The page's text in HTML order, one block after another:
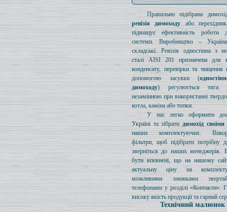
Правильно підібрана
ревізія димоходу або
підвищує ефективність роботи
системи. Виробництво –
складські. Ревізія одностінна з
сталі AISI 201 призначена для
конденсату, перевірки та чищення
допомогою засувки (
димоходу) регулюється
незамінною при використанні
котла, каміна або топки.
У нас легко оформити
Україні та зібрати димохід
наших комплектуючих.
фільтри, щоб підібрати потрібну
зверніться до наших менеджерів.
бути впевнені, що на нашому
актуальну ціну на
можливими знижками
телефонами у розділі «Контакти».
високу якість продукції та гарний
Технічний малюнок